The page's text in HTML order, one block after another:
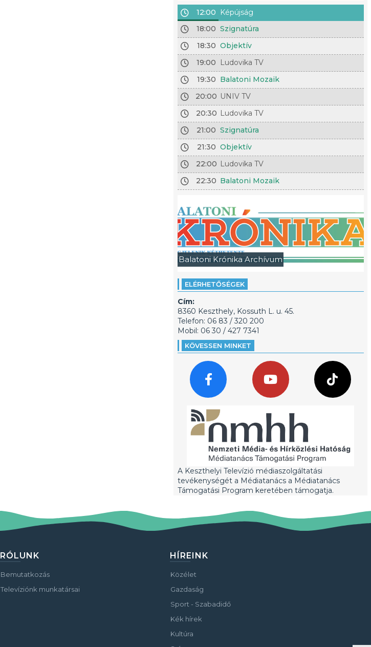
12:00
Képújság
18:00 Szignatúra
18:30 Objektív
19:00
Ludovika TV
19:30 Balatoni Mozaik
20:00 UNIV TV
20:30 Ludovika TV
21:00 Szignatúra
21:30 Objektív
22:00 Ludovika TV
22:30 Balatoni Mozaik
Balatoni Krónika Archívum
ELÉRHETŐSÉGEK
Cím:
8360 Keszthely, Kossuth L. u. 45.
Telefon: 06 83 / 320 200
Mobil: 06 30 / 427 7341
KÖVESSEN MINKET
A Keszthelyi Televízió médiaszolgáltatási
tevékenységét a Médiatanács a Médiatanács
Támogatási Program keretében támogatja.
RÓLUNK
Bemutatkozás
Televíziónk munkatársai
HÍREINK
Közélet
Gazdaság
Sport - Szabadidő
Kék hírek
Kultúra